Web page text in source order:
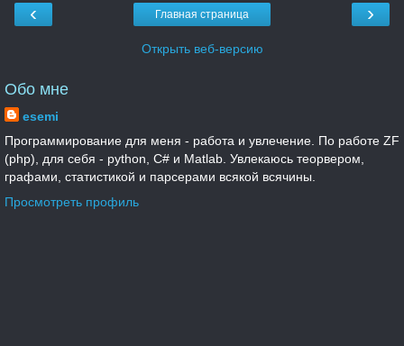
‹ ›
Главная страница
Открыть веб-версию
Обо мне
esemi
Программирование для меня - работа и увлечение. По работе ZF
(php), для себя - python, C# и Matlab. Увлекаюсь теорвером,
графами, статистикой и парсерами всякой всячины.
Просмотреть профиль